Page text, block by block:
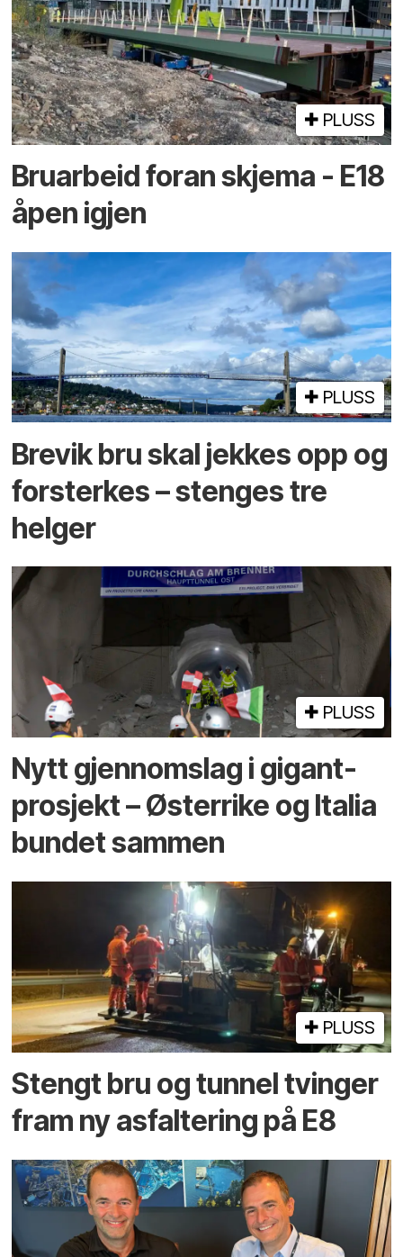
PLUSS
Bruarbeid foran skjema - E18
åpen igjen
PLUSS
Brevik bru skal jekkes opp og
forsterkes – stenges tre
helger
PLUSS
Nytt gjennomslag i gigant­
prosjekt – Østerrike og Italia
bundet sammen
PLUSS
Stengt bru og tunnel tvinger
fram ny asfaltering på E8